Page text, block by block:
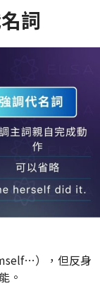
詞
），但反身
。